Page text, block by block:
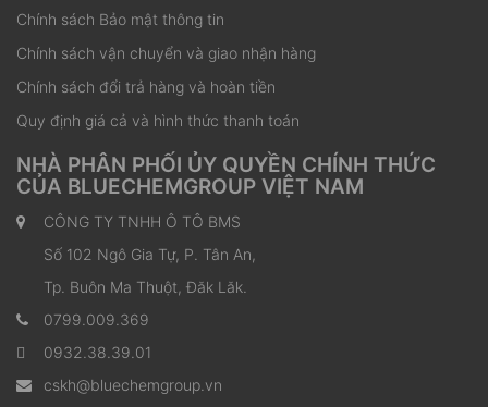
Chính sách Bảo mật thông tin
Chính sách vận chuyển và giao nhận hàng
Chính sách đổi trả hàng và hoàn tiền
Quy định giá cả và hình thức thanh toán
NHÀ PHÂN PHỐI ỦY QUYỀN CHÍNH THỨC
CỦA BLUECHEMGROUP VIỆT NAM
CÔNG TY TNHH Ô TÔ BMS
Số 102 Ngô Gia Tự, P. Tân An,
Tp. Buôn Ma Thuột, Đăk Lăk.
0799.009.369
0932.38.39.01
cskh@bluechemgroup.vn